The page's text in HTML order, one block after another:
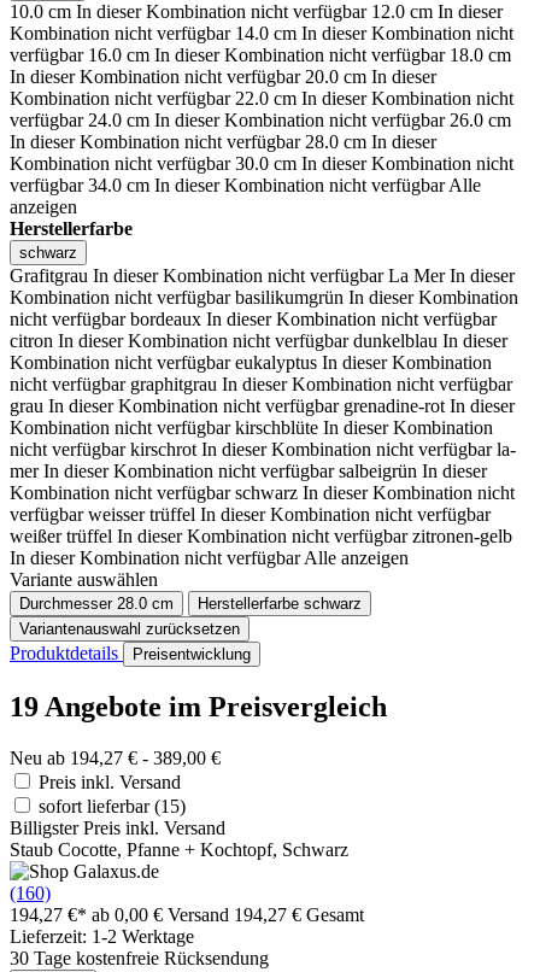
10.0 cm In dieser Kombination nicht verfügbar 12.0 cm In dieser
Kombination nicht verfügbar 14.0 cm In dieser Kombination nicht
verfügbar 16.0 cm In dieser Kombination nicht verfügbar 18.0 cm
In dieser Kombination nicht verfügbar 20.0 cm In dieser
Kombination nicht verfügbar 22.0 cm In dieser Kombination nicht
verfügbar 24.0 cm In dieser Kombination nicht verfügbar 26.0 cm
In dieser Kombination nicht verfügbar 28.0 cm In dieser
Kombination nicht verfügbar 30.0 cm In dieser Kombination nicht
verfügbar 34.0 cm In dieser Kombination nicht verfügbar Alle
anzeigen
Herstellerfarbe
schwarz
Grafitgrau In dieser Kombination nicht verfügbar La Mer In dieser
Kombination nicht verfügbar basilikumgrün In dieser Kombination
nicht verfügbar bordeaux In dieser Kombination nicht verfügbar
citron In dieser Kombination nicht verfügbar dunkelblau In dieser
Kombination nicht verfügbar eukalyptus In dieser Kombination
nicht verfügbar graphitgrau In dieser Kombination nicht verfügbar
grau In dieser Kombination nicht verfügbar grenadine-rot In dieser
Kombination nicht verfügbar kirschblüte In dieser Kombination
nicht verfügbar kirschrot In dieser Kombination nicht verfügbar la-
mer In dieser Kombination nicht verfügbar salbeigrün In dieser
Kombination nicht verfügbar schwarz In dieser Kombination nicht
verfügbar weisser trüffel In dieser Kombination nicht verfügbar
weißer trüffel In dieser Kombination nicht verfügbar zitronen-gelb
In dieser Kombination nicht verfügbar Alle anzeigen
Variante auswählen
Durchmesser 28.0 cm Herstellerfarbe schwarz
Variantenauswahl zurücksetzen
Produktdetails Preisentwicklung
19 Angebote im Preisvergleich
Neu ab 194,27 € - 389,00 €
Preis inkl. Versand
sofort lieferbar(15)
Billigster Preis inkl. Versand
Staub Cocotte, Pfanne + Kochtopf, Schwarz
(160)
194,27 €* ab 0,00 € Versand 194,27 € Gesamt
Lieferzeit: 1-2 Werktage
30 Tage kostenfreie Rücksendung